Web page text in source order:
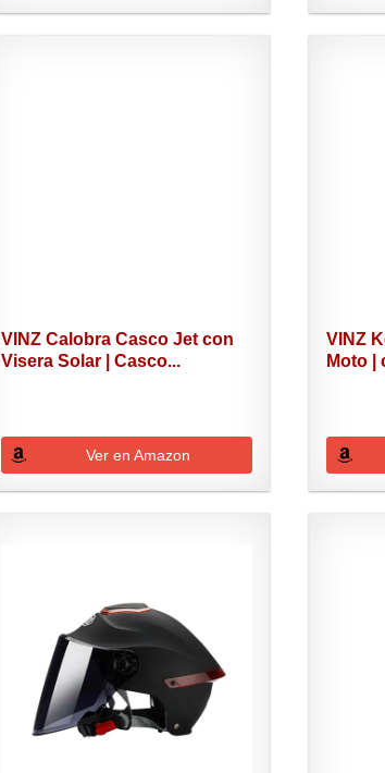
VINZ Calobra Casco Jet con
Visera Solar | Casco...
Ver en Amazon
VINZ
Moto |